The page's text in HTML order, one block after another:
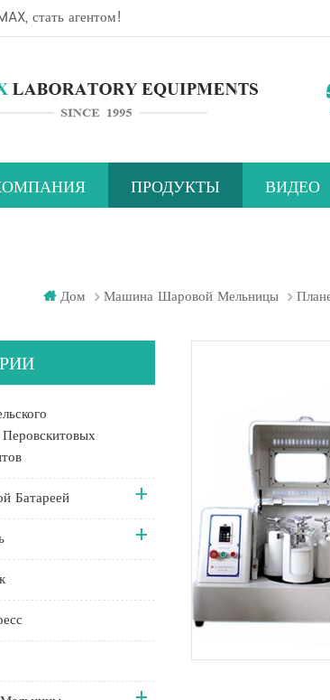
стать агентом!
ПРОДУКТЫ ВИДЕО
Дом Машина Шаровой Мельницы
Батареей